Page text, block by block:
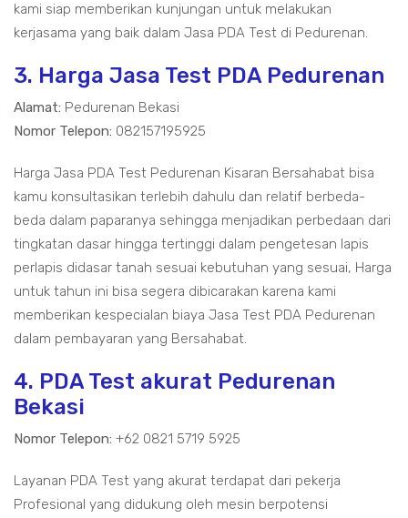
kami siap memberikan kunjungan untuk melakukan
kerjasama yang baik dalam Jasa PDA Test di Pedurenan.
3. Harga Jasa Test PDA Pedurenan
Alamat: Pedurenan Bekasi
Nomor Telepon: 082157195925
Harga Jasa PDA Test Pedurenan Kisaran Bersahabat bisa
kamu konsultasikan terlebih dahulu dan relatif berbeda-
beda dalam paparanya sehingga menjadikan perbedaan dari
tingkatan dasar hingga tertinggi dalam pengetesan lapis
perlapis didasar tanah sesuai kebutuhan yang sesuai, Harga
untuk tahun ini bisa segera dibicarakan karena kami
memberikan kespecialan biaya Jasa Test PDA Pedurenan
dalam pembayaran yang Bersahabat.
4. PDA Test akurat Pedurenan
Bekasi
Nomor Telepon: +62 0821 5719 5925
Layanan PDA Test yang akurat terdapat dari pekerja
Profesional yang didukung oleh mesin berpotensi